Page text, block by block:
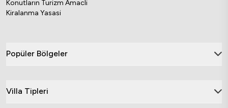
Konutların Turizm Amacli
Kiralanma Yasasi
Popüler Bölgeler
Villa Tipleri